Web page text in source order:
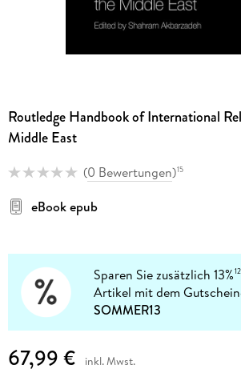
Routledge Handbook of International
Middle East
(0 Bewertungen)15
eBook epub
Sparen Sie zusätzlich 13%12
Artikel mit dem
SOMMER13
67,99 € inkl. Mwst.